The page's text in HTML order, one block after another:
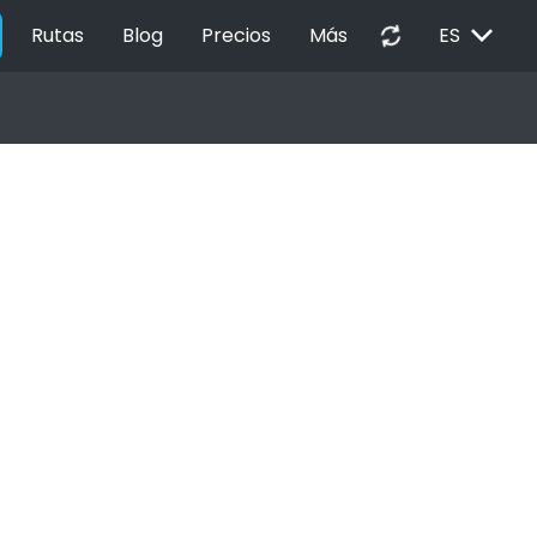
Rutas Blog Precios Más autorenew ES EXPAND_MORE